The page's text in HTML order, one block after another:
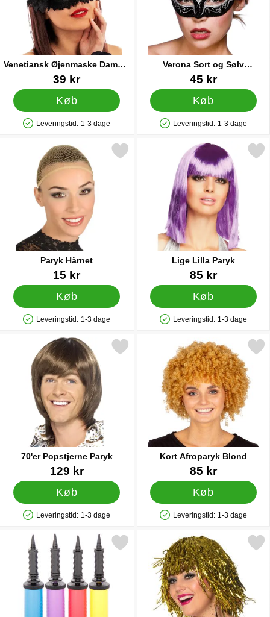
Venetiansk Øjenmaske Damast
Sort
Varenr 3997139 kr
Køb
Produkttilgængelighed: På lager
Leveringstid: 1-3 dage
Verona Sort og Sølv
Øjenmaske
Varenr 1708345 kr
Køb
Produkttilgængelighed: På lager
Leveringstid: 1-3 dage
Paryk Hårnet
15 kr
Køb
Produkttilgængelighed: På lager
Leveringstid: 1-3 dage
Markér paryk Hårnet som favorit
Lige Lilla Paryk
Varenr 1557885 kr
Køb
Produkttilgængelighed: På lager
Leveringstid: 1-3 dage
Markér lige Lilla
70'er Popstjerne Paryk
Varenr 1128129 kr
Køb
Produkttilgængelighed: På lager
Leveringstid: 1-3 dage
Markér 70'er Popstjerne Paryk som favorit
Kort Afroparyk Blond
Varenr 8553085 kr
Køb
Produkttilgængelighed: På lager
Leveringstid: 1-3 dage
Markér kort Afroparyk
Markér ballonpumpe som favoritMarkér glitterparyk